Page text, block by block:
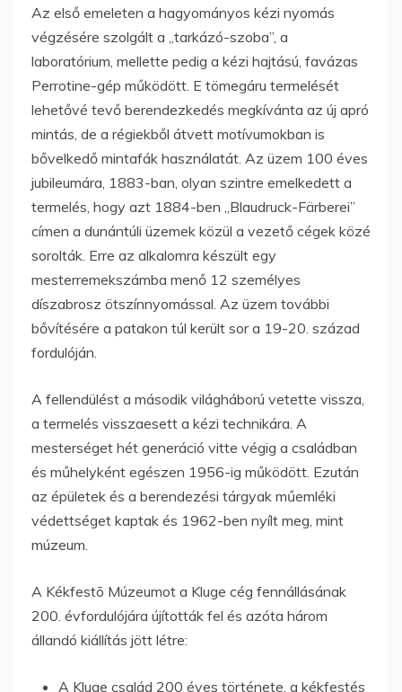
Az első emeleten a hagyományos kézi nyomás
végzésére szolgált a „tarkázó-szoba”, a
laboratórium, mellette pedig a kézi hajtású, favázas
Perrotine-gép működött. E tömegáru termelését
lehetővé tevő berendezkedés megkívánta az új apró
mintás, de a régiekből átvett motívumokban is
bővelkedő mintafák használatát. Az üzem 100 éves
jubileumára, 1883-ban, olyan szintre emelkedett a
termelés, hogy azt 1884-ben „Blaudruck-Färberei”
címen a dunántúli üzemek közül a vezető cégek közé
sorolták. Erre az alkalomra készült egy
mesterremekszámba menő 12 személyes
díszabrosz ötszínnyomással. Az üzem további
bővítésére a patakon túl került sor a 19-20. század
fordulóján.
A fellendülést a második világháború vetette vissza,
a termelés visszaesett a kézi technikára. A
mesterséget hét generáció vitte végig a családban
és műhelyként egészen 1956-ig működött. Ezután
az épületek és a berendezési tárgyak műemléki
védettséget kaptak és 1962-ben nyílt meg, mint
múzeum.
A Kékfestõ Múzeumot a Kluge cég fennállásának
200. évfordulójára újították fel és azóta három
állandó kiállítás jött létre:
A Kluge család 200 éves története, a kékfestés